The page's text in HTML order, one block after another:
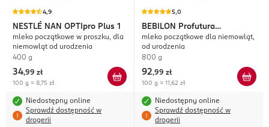
4,9
NESTLÉ NAN OPTIpro Plus 1
mleko początkowe w proszku, dla
niemowląt od urodzenia
400 g
34,99 zł
100 g = 8,75 zł
Niedostępny online
Sprawdź dostępność w
drogerii
5,0
BEBILON
Profutura
CesarBiotik 1
mleko początkowe dla niemowląt,
od urodzenia
800 g
92,99 zł
100 g = 11,62 zł
Niedostępny online
Sprawdź dostępność w
drogerii